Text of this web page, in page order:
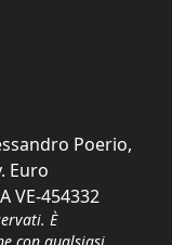
Poerio,
Euro
VE-454332
È